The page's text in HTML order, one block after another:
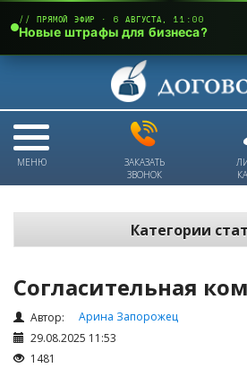
МЕНЮ
ЗАКАЗАТЬ
ЗВОНОК
Категории
Электронный документооборот и
Трудовые отношения
Техника безопасности и охрана труда
Согласительная
Автор:
Арина Запорожец
29.08.2025 11:53
1481
// ПРЯМОЙ ЭФИР · 6 АВГУСТА, 11:00
Новые штрафы для бизнеса?